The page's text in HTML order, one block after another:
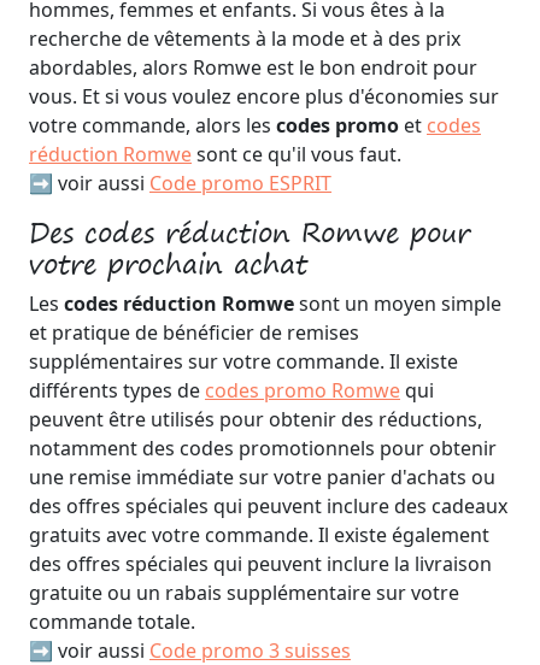
hommes, femmes et enfants. Si vous êtes à la
recherche de vêtements à la mode et à des prix
abordables, alors Romwe est le bon endroit pour
vous. Et si vous voulez encore plus d'économies sur
votre commande, alors les codes promo et codes
réduction Romwesont ce qu'il vous faut.
➡️ voir aussi Code promo ESPRIT
Des codes réduction Romwe pour
votre prochain achat
Les codes réduction Romwesont un moyen simple
et pratique de bénéficier de remises
supplémentaires sur votre commande. Il existe
différents types de codes promo Romwequi
peuvent être utilisés pour obtenir des réductions,
notamment des codes promotionnels pour obtenir
une remise immédiate sur votre panier d'achats ou
des offres spéciales qui peuvent inclure des cadeaux
gratuits avec votre commande. Il existe également
des offres spéciales qui peuvent inclure la livraison
gratuite ou un rabais supplémentaire sur votre
commande totale.
➡️ voir aussi Code promo 3 suisses